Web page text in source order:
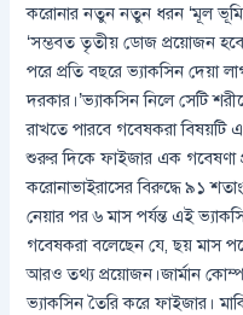
করোনার নতুন নতুন ধরন ‘মূল
‘সম্ভবত তৃতীয় ডোজ প্রয়োজন
পরে প্রতি বছরে ভ্যাকসিন দেয়া
দরকার।’ভ্যাকসিন নিলে সেটি
রাখতে পারবে গবেষকরা বিষয়টি
শুরুর দিকে ফাইজার এক গবেষণা
করোনাভাইরাসের বিরুদ্ধে ৯১
নেয়ার পর ৬ মাস পর্যন্ত এই
গবেষকরা বলেছেন যে, ছয় মাস পরে
আরও তথ্য প্রয়োজন।জার্মান
ভ্যাকসিন তৈরি করে ফাইজার।